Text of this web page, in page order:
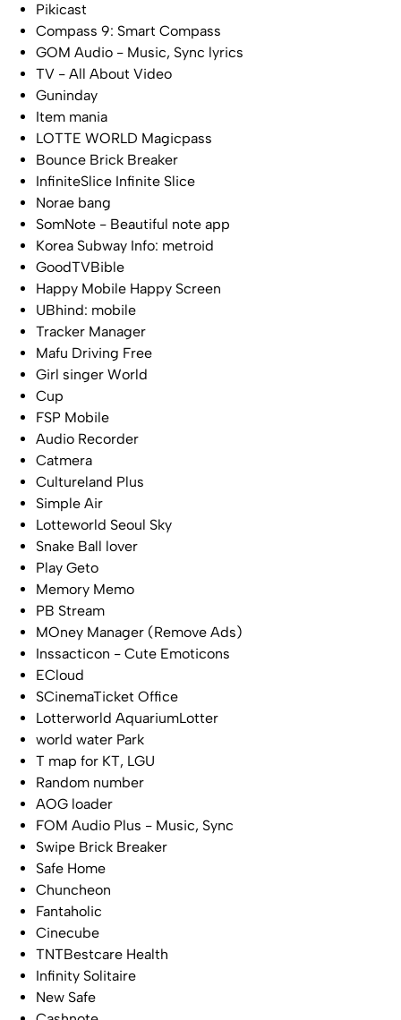
Pikicast
Compass 9: Smart Compass
GOM Audio - Music, Sync lyrics
TV - All About Video
Guninday
Item mania
LOTTE WORLD Magicpass
Bounce Brick Breaker
InfiniteSlice Infinite Slice
Norae bang
SomNote - Beautiful note app
Korea Subway Info: metroid
GoodTVBible
Happy Mobile Happy Screen
UBhind: mobile
Tracker Manager
Mafu Driving Free
Girl singer World
Cup
FSP Mobile
Audio Recorder
Catmera
Cultureland Plus
Simple Air
Lotteworld Seoul Sky
Snake Ball lover
Play Geto
Memory Memo
PB Stream
MOney Manager (Remove Ads)
Inssacticon - Cute Emoticons
ECloud
SCinemaTicket Office
Lotterworld AquariumLotter
world water Park
T map for KT, LGU
Random number
AOG loader
FOM Audio Plus - Music, Sync
Swipe Brick Breaker
Safe Home
Chuncheon
Fantaholic
Cinecube
TNTBestcare Health
Infinity Solitaire
New Safe